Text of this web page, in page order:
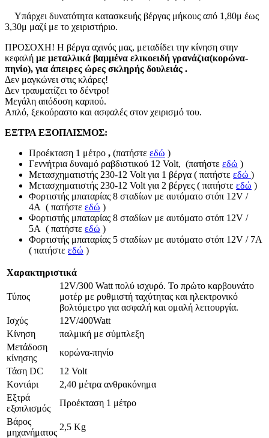
Υπάρχει δυνατότητα κατασκευής βέργας μήκους από 1,80μ έως
3,30μ μαζί με το χειριστήριο.
ΠΡΟΣΟΧΗ! Η βέργα αχινός μας, μεταδίδει την κίνηση στην
κεφαλή με μεταλλικά βαμμένα ελικοειδή γρανάζια(κορώνα-
πηνίο), για άπειρες ώρες σκληρής δουλειάς .
Δεν μαγκώνει στις κλάρες!
Δεν τραυματίζει το δέντρο!
Μεγάλη απόδοση καρπού.
Απλό, ξεκούραστο και ασφαλές στον χειρισμό του.
ΕΞΤΡΑ ΕΞΟΠΛΙΣΜΟΣ:
Προέκταση 1 μέτρο , (πατήστε εδώ )
Γεννήτρια δυναμό ραβδιστικού 12 Volt, (πατήστε εδώ )
Μετασχηματιστής 230-12 Volt για 1 βέργα ( πατήστε εδώ )
Μετασχηματιστής 230-12 Volt για 2 βέργες ( πατήστε εδώ )
Φορτιστής μπαταρίας 8 σταδίων με αυτόματο στόπ 12V /
4A ( πατήστε εδώ )
Φορτιστής μπαταρίας 8 σταδίων με αυτόματο στόπ 12V /
5A ( πατήστε εδώ )
Φορτιστής μπαταρίας 5 σταδίων με αυτόματο στόπ 12V / 7A
( πατήστε εδώ )
Χαρακτηριστικά
Τύπος
12V/300 Watt πολύ ισχυρό. Το πρώτο καρβουνάτο
μοτέρ με ρυθμιστή ταχύτητας και ηλεκτρονικό
βολτόμετρο για ασφαλή και ομαλή λειτουργία.
Ισχύς
12V/400Watt
Κίνηση
παλμική με σύμπλεξη
Μετάδοση
κίνησης
κορώνα-πηνίο
Τάση DC
12 Volt
Κοντάρι
2,40 μέτρα ανθρακόνημα
Εξτρά
εξοπλισμός
Προέκταση 1 μέτρο
Βάρος
μηχανήματος
2,5 Kg